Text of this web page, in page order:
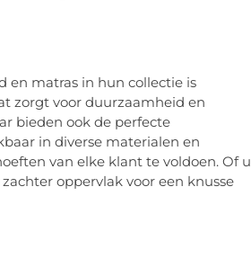
en matras in hun collectie is
zorgt voor duurzaamheid en
bieden ook de perfecte
in diverse materialen en
van elke klant te voldoen. Of u
oppervlak voor een knusse